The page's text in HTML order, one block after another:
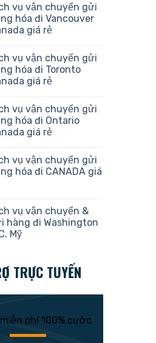
vụ vận chuyển gửi
hóa đi Vancouver
giá rẻ
vụ vận chuyển gửi
hóa đi Toronto
giá rẻ
vụ vận chuyển gửi
hóa đi Ontario
giá rẻ
vụ vận chuyển gửi
hóa đi CANADA giá
vụ vận chuyển &
hàng đi Washington
Mỹ
TRỰC TUYẾN
phí 100% cước